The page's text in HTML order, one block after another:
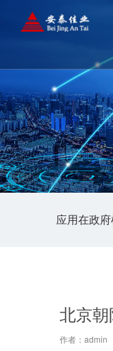
应用在政府
北京
作者：admin